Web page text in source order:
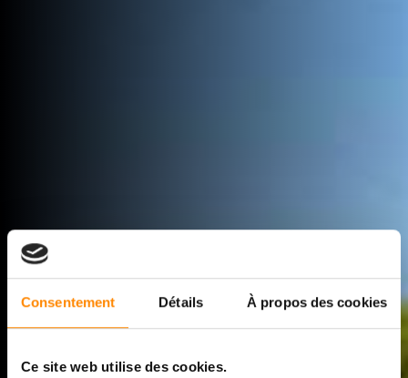
Consentement Détails À propos des cookies
Ce site web utilise des cookies.